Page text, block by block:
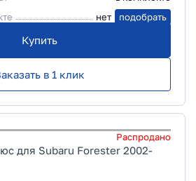
нет подобрать
Купить
в 1 клик
Распродано
для Subaru Forester 2002-